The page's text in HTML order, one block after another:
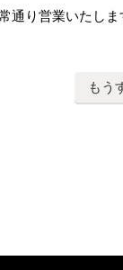
通り営業いたしま
もう